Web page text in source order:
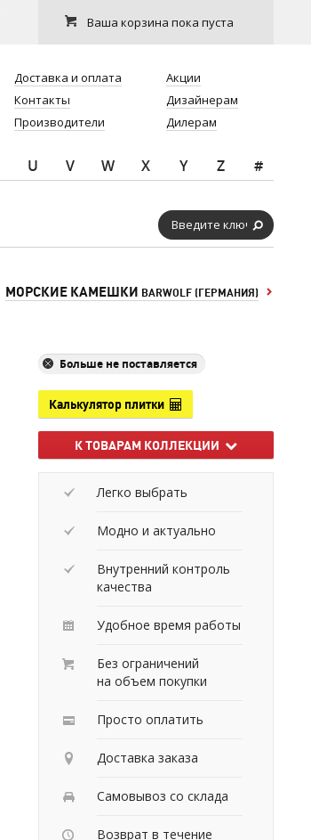
Ваша корзина пока пуста
Доставка и оплата
Контакты
Производители
Акции
Дизайнерам
Дилерам
U V W X Y Z #
МОРСКИЕ КАМЕШКИ BARWOLF (ГЕРМАНИЯ)
Больше не поставляется
Калькулятор плитки
К ТОВАРАМ КОЛЛЕКЦИИ
Легко выбрать
Модно и актуально
Внутренний контроль
качества
Удобное время работы
Без ограничений
на объем покупки
Просто оплатить
Доставка заказа
Самовывоз со склада
Возврат в течение